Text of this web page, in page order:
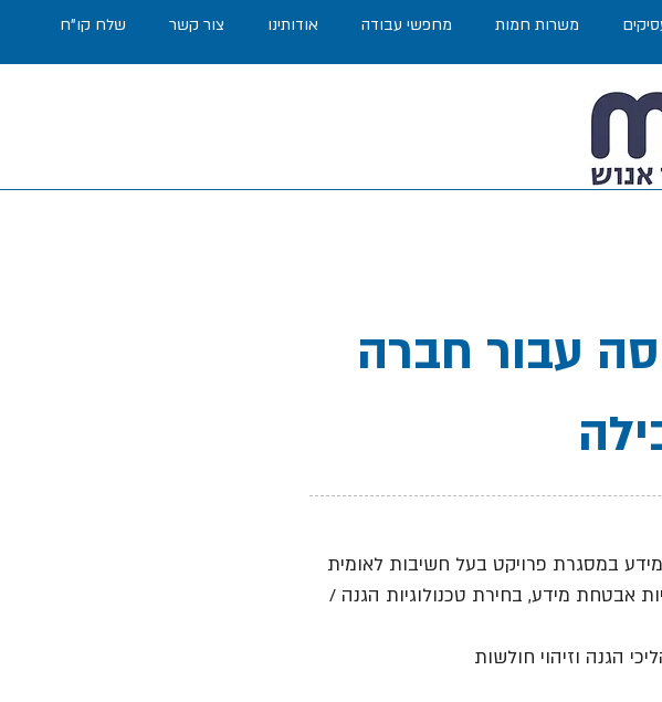
משרות חמות מחפשי עבודה אודותינו צור קשר שלח קו"ח
עבור חברה
במסגרת פרויקט בעל חשיבות לאומית
אבטחת מידע, בחירת טכנולוגיות הגנה /
הגנה וזיהוי חולשות